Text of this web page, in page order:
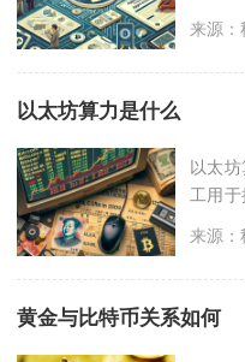
无代
来源：
以太坊算力是什么
以太
工用
综合计
来源：
黄金与比特币关系如何